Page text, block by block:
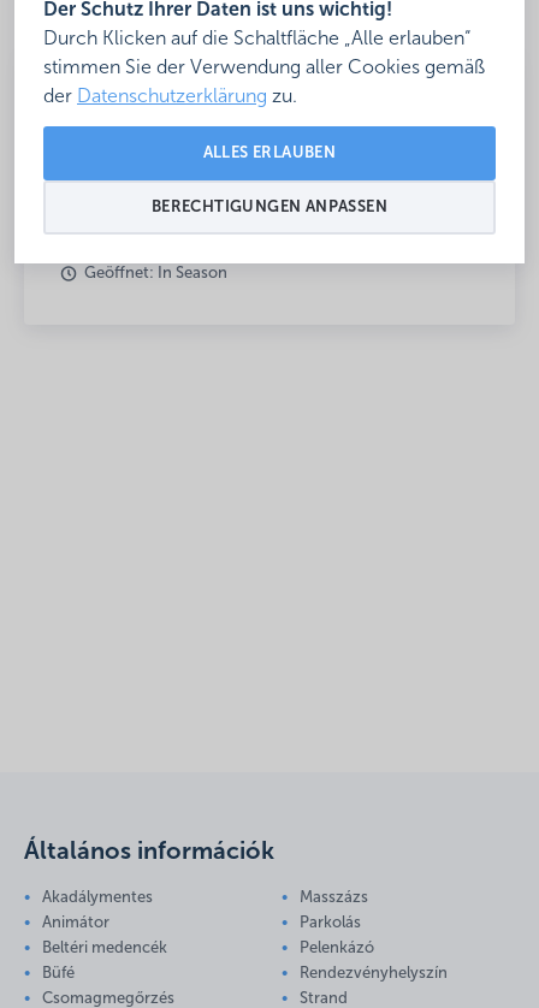
Der Schutz Ihrer Daten ist uns wichtig!
Durch Klicken auf die Schaltfläche „Alle erlauben“
stimmen Sie der Verwendung aller Cookies gemäß
der Datenschutzerklärung zu.
ALLES ERLAUBEN
BERECHTIGUNGEN ANPASSEN
+36 30/670-XXX
Zeigen
info@annagora.com
Geöffnet: In Season
Általános információk
Akadálymentes
Animátor
Beltéri medencék
Büfé
Csomagmegőrzés
Masszázs
Parkolás
Pelenkázó
Rendezvényhelyszín
Strand